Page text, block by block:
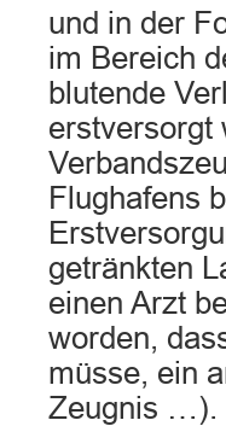
und in der
im Bereich
blutende
erstversorgt
Flughafens
getränkten
einen Arzt
worden,
müsse, ein
Zeugnis …).